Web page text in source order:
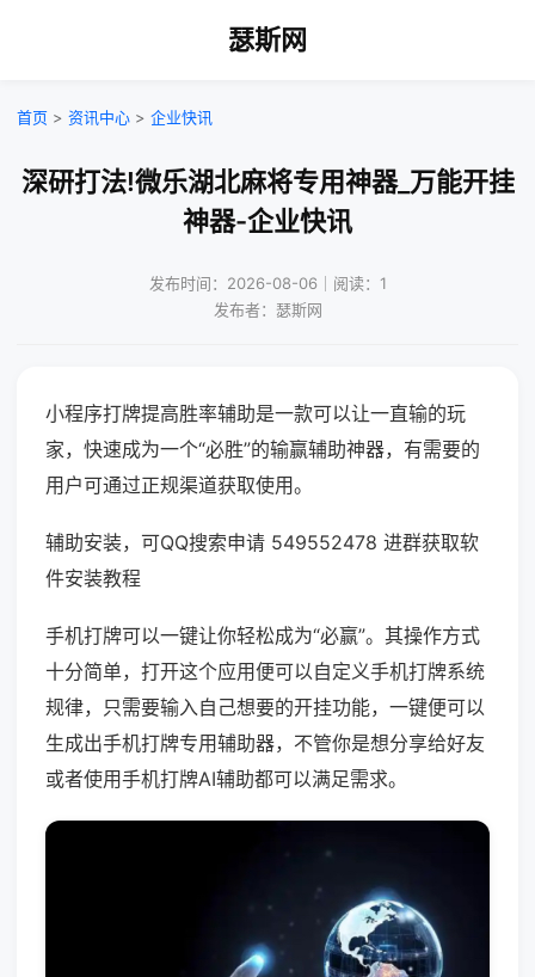
瑟斯网
首页 > 资讯中心 > 企业快讯
深研打法!微乐湖北麻将专用神器_万能开挂
神器-企业快讯
发布时间：2026-08-06｜阅读：1
发布者：瑟斯网
小程序打牌提高胜率辅助是一款可以让一直输的玩
家，快速成为一个“必胜”的输赢辅助神器，有需要的
用户可通过正规渠道获取使用。
辅助安装，可QQ搜索申请 549552478 进群获取软
件安装教程
手机打牌可以一键让你轻松成为“必赢”。其操作方式
十分简单，打开这个应用便可以自定义手机打牌系统
规律，只需要输入自己想要的开挂功能，一键便可以
生成出手机打牌专用辅助器，不管你是想分享给好友
或者使用手机打牌AI辅助都可以满足需求。